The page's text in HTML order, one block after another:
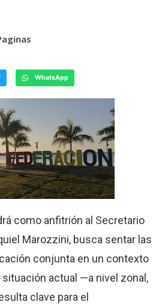
WhatsApp
como anfitrión al Secretario
Marozzini, busca sentar las
conjunta en un contexto
actual —a nivel zonal,
clave para el